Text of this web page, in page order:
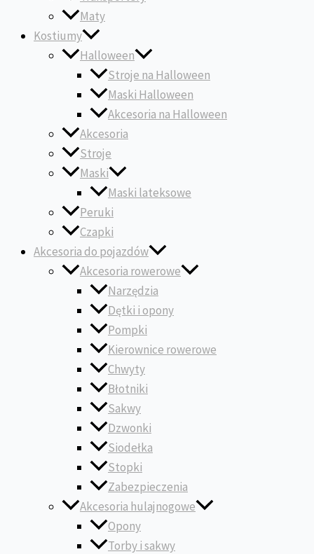
Maty
Kostiumy
Halloween
Stroje na Halloween
Maski Halloween
Akcesoria na Halloween
Akcesoria
Stroje
Maski
Maski lateksowe
Peruki
Czapki
Akcesoria do pojazdów
Akcesoria rowerowe
Narzędzia
Dętki i opony
Pompki
Kierownice rowerowe
Chwyty
Błotniki
Sakwy
Dzwonki
Siodełka
Stopki
Zabezpieczenia
Akcesoria hulajnogowe
Opony
Torby i sakwy